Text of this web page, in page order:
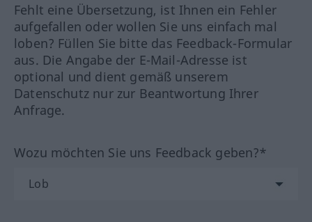
Fehlt eine Übersetzung, ist Ihnen ein Fehler
aufgefallen oder wollen Sie uns einfach mal
loben? Füllen Sie bitte das Feedback-Formular
aus. Die Angabe der E-Mail-Adresse ist
optional und dient gemäß unserem
Datenschutz nur zur Beantwortung Ihrer
Anfrage.
Wozu möchten Sie uns Feedback geben?*